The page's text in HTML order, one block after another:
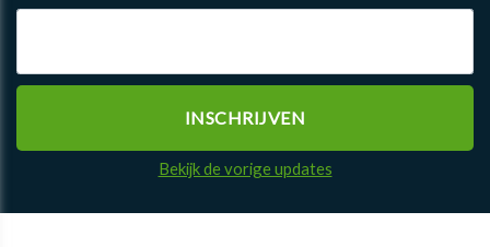
Bekijk de vorige updates